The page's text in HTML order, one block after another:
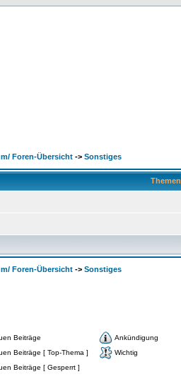
Foren-Übersicht -> Sonstiges
Themen
Foren-Übersicht -> Sonstiges
Beiträge
Ankündigung
Beiträge [ Top-Thema ]
Wichtig
Beiträge [ Gesperrt ]